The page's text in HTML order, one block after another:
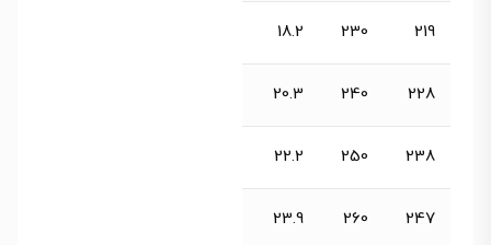
219
230
18.2
228
240
20.3
238
250
22.2
247
260
23.9